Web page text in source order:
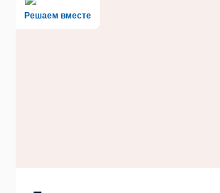
Решаем вместе